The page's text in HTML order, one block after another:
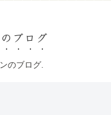
ブログ
のブログ.